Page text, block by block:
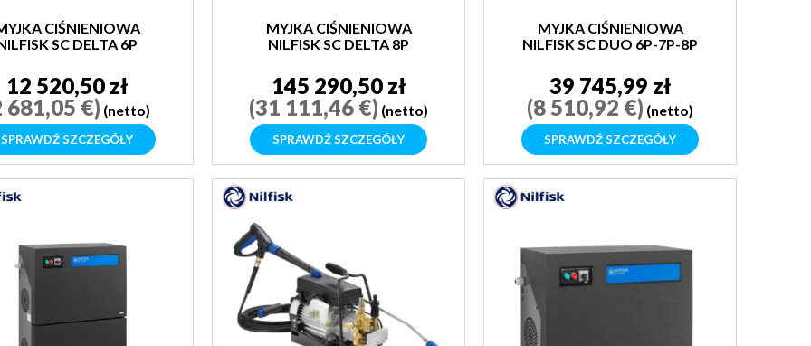
CIŚNIENIOWA
SC DELTA 6P
12 520,50 zł
681,05 €) (netto)
SPRAWDŹ SZCZEGÓŁY
MYJKA CIŚNIENIOWA
NILFISK SC DELTA 8P
145 290,50 zł
(31 111,46 €) (netto)
SPRAWDŹ SZCZEGÓŁY
MYJKA CIŚNIENIOWA
NILFISK SC DUO 6P-7P-8P
39 745,99 zł
(8 510,92 €) (netto)
SPRAWDŹ SZCZEGÓŁY